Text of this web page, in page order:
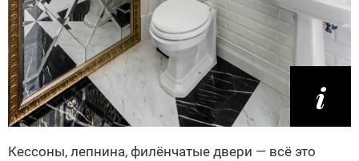
Кессоны, лепнина, филёнчатые двери — всё это